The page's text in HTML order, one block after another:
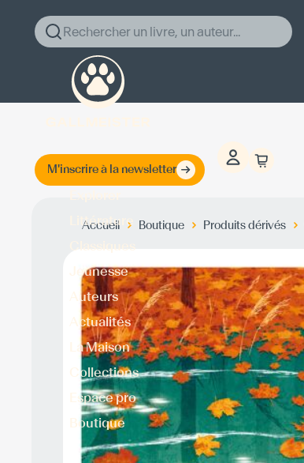
Rechercher un livre, un auteur...
M'inscrire à la newsletter
Littérature
Classiques
Jeunesse
Auteurs
Actualités
La Maison
Collections
Espace pro
Boutique
Accueil Boutique Produits dérivés